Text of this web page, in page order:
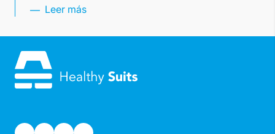
Leer más